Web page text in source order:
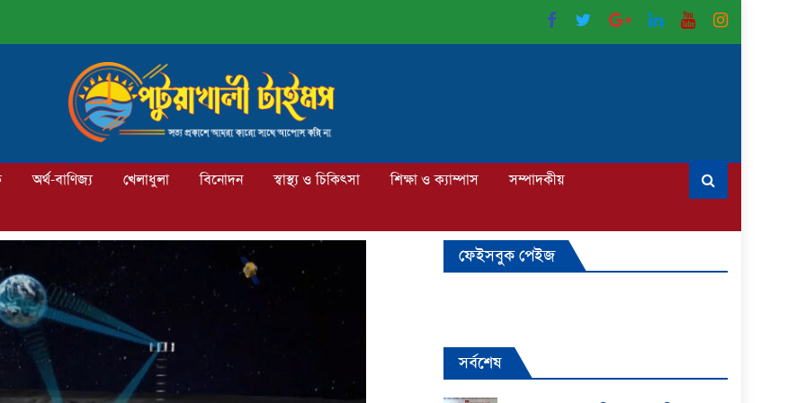
অর্থ-বাণিজ্য খেলাধুলা বিনোদন স্বাস্থ্য ও চিকিৎসা শিক্ষা ও ক্যাম্পাস
সম্পাদকীয়
ফেইসবুক পেইজ
সর্বশেষ